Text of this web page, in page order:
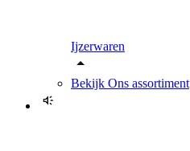
Ijzerwaren
Bekijk Ons assortiment